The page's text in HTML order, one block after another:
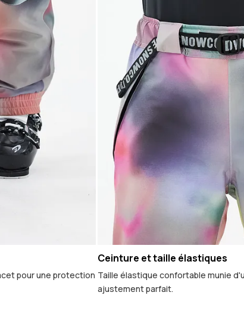
pour une protection
Ceinture et taille élastiques
Taille élastique confortable munie
ajustement parfait.